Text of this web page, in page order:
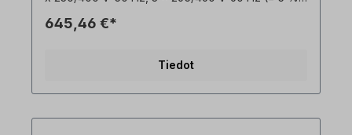
eristysluokka=F (155°C), käyttötila=S1,
napainen, välityssuhde säätöyksiköllä (i)=16 - 82
vääntömomentti=12 Nm - 23 Nm, käyttökerroin
645,46 €*
Tiedot